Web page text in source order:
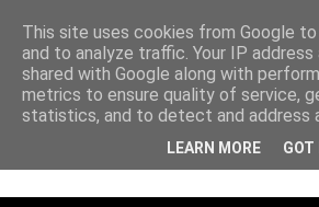
ANDREA
This site uses cookies from Google
and to analyze traffic. Your IP address
shared with Google along with
metrics to ensure quality of service,
statistics, and to detect and address
LEARN MORE GOT